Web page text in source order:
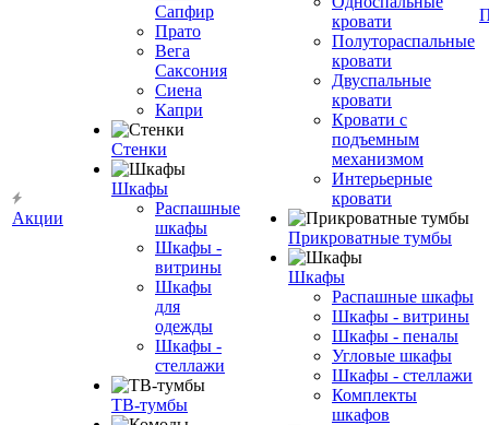
Акции
Сапфир
Прато
Вега
Саксония
Сиена
Капри
Стенки
Шкафы
Распашные
шкафы
Шкафы -
витрины
Шкафы
для
одежды
Шкафы -
стеллажи
ТВ-тумбы
кровати
Полутораспальные
кровати
Двуспальные
кровати
Кровати с
подъемным
механизмом
Интерьерные
кровати
Прикроватные тумбы
Шкафы
Распашные шкафы
Шкафы - витрины
Шкафы - пеналы
Угловые шкафы
Шкафы - стеллажи
Комплекты
шкафов